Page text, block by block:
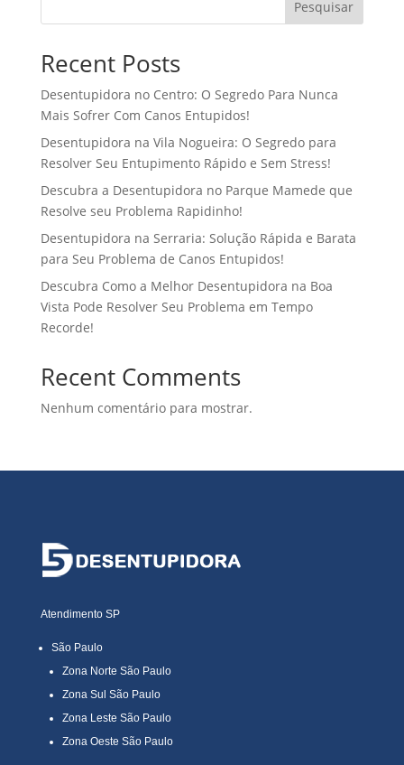
Pesquisar
Recent Posts
Desentupidora no Centro: O Segredo Para Nunca
Mais Sofrer Com Canos Entupidos!
Desentupidora na Vila Nogueira: O Segredo para
Resolver Seu Entupimento Rápido e Sem Stress!
Descubra a Desentupidora no Parque Mamede que
Resolve seu Problema Rapidinho!
Desentupidora na Serraria: Solução Rápida e Barata
para Seu Problema de Canos Entupidos!
Descubra Como a Melhor Desentupidora na Boa
Vista Pode Resolver Seu Problema em Tempo
Recorde!
Recent Comments
Nenhum comentário para mostrar.
Atendimento SP
São Paulo
Zona Norte São Paulo
Zona Sul São Paulo
Zona Leste São Paulo
Zona Oeste São Paulo